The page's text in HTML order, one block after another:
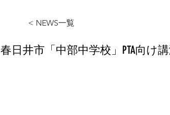
< NEWS一覧
春日井市「中部中学校」PTA向け